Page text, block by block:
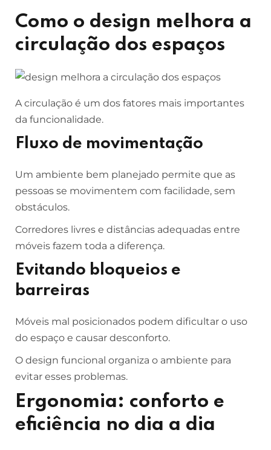
Como o design melhora a
circulação dos espaços
A circulação é um dos fatores mais importantes
da funcionalidade.
Fluxo de movimentação
Um ambiente bem planejado permite que as
pessoas se movimentem com facilidade, sem
obstáculos.
Corredores livres e distâncias adequadas entre
móveis fazem toda a diferença.
Evitando bloqueios e
barreiras
Móveis mal posicionados podem dificultar o uso
do espaço e causar desconforto.
O design funcional organiza o ambiente para
evitar esses problemas.
Ergonomia: conforto e
eficiência no dia a dia